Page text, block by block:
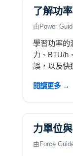
了解功
由Power
學習功率的
力、BTU/h
誤，以及快
閱讀更多 →
力單位
由Force